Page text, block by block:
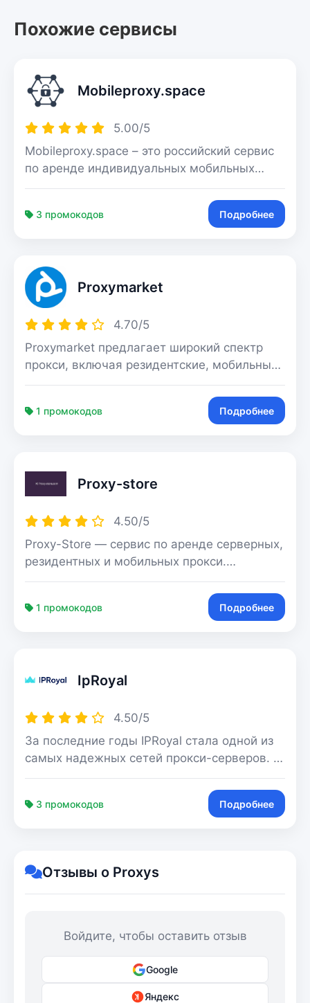
Похожие сервисы
Mobileproxy.space
5.00/5
Mobileproxy.space – это российский сервис
по аренде индивидуальных мобильных
прокси в 39 странах. Работа реализована
на базе физических 4G-модемов,
объединённых в фермы
3 промокодов Подробнее
Proxymarket
4.70/5
Proxymarket предлагает широкий спектр
прокси, включая резидентские, мобильные
и датацентровые по самым выгодным
ценам на рынке. Мы гарантируем высокое
качество, мгновенную выдачу прокси в
поддержка 24/7 всегда рада помощь с
любым вопросом, делая Proxymarket
работы в интернете.
1 промокодов Подробнее
Proxy-store
4.50/5
Proxy-Store — сервис по аренде серверных,
резидентных и мобильных прокси.
Компания работает на рынке больше 7 лет.
Предлагают тарифы для разных целей и
площадок. Есть тарифы для конкретных
автоматизированы. Вы можете за
купить прокси. Для оплаты доступны все
популярные платежные системы, в том
числе криптовалюта.
1 промокодов Подробнее
IpRoyal
4.50/5
За последние годы IPRoyal стала одной из
самых надежных сетей прокси-серверов. С
более чем 34 миллионами прокси-серверов
и с каждым днем ​​они развиваются,
завоевав прочную репутацию поставщика
3 промокодов Подробнее
Отзывы о Proxys
Войдите, чтобы оставить отзыв
Google
Яндекс